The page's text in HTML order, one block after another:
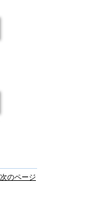
次のページ